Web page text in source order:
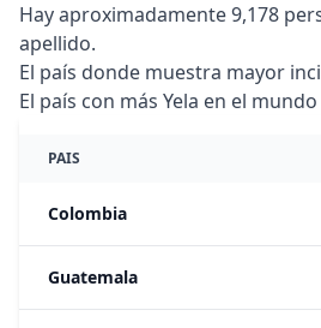
Hay aproximadamente 9,178
apellido.
El país donde muestra mayor
El país con más Yela en el mundo
PAIS
Colombia
Guatemala